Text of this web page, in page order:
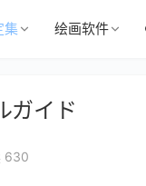
集 绘画软件
ガイド
630